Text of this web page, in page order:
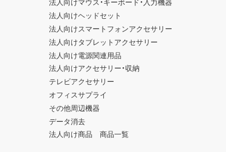
法人向けヘッドセット
法人向けスマートフォンアクセサリー
法人向けタブレットアクセサリー
法人向け電源関連用品
法人向けアクセサリー・収納
テレビアクセサリー
オフィスサプライ
その他周辺機器
データ消去
法人向け商品 商品一覧